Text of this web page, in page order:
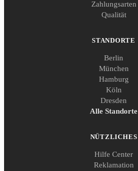
Zahlungsarten
Qualität
STANDORTE
Berlin
München
Hamburg
Köln
Dresden
Alle Standorte
NÜTZLICHES
Hilfe Center
Reklamation